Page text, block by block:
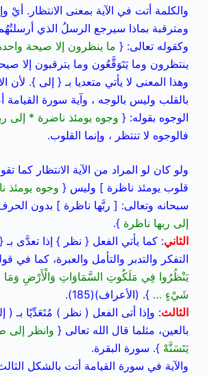
والكلمة أتت في الآية بمعنى الانتظار. أيْ
ومترقبة بماذا سيرجع الرسلُ الذي
وكقوله تعالى: {ما ينظرون إلا صيحة
ينتظرون وما يَتَوَقَّعُون وما يترقبون إلا
وهذا المعنى لا يأتي متعديا بـ { إلى }. لأن
بالقلب وليس بالوجه ، وآية سورة
الوجوه بقوله: { وجوه يومئذ ناضرة * إلى
فالوجوه لا تنتظر ، وإنما القلوب.
ولو كان لو المراد من الآية الانتظار كما
قلوب يومئذ ناظرة ] وليس {وجوه يومئذ
سبحانه وتعالى: [ ربَّها ناظرة ] بدون
إلى ربها ناظرة }.
الثاني: كما يأتي الفعل { نظر } إذا تعدَّى
التفكر والتدبر والتأمل والعبرة، كما في
يَنْظُرُوا فِي مَلَكُوتِ السَّمَاوَاتِ وَالْأَرْضِ وَمَا
شَيْءٍ … }. (الأعراف)(185).
الثالث: وإذا أتى الفعل ( نظر ) مُتَعَدِّيًا بـ (
بالعين، مثلما قال الله تعالى { وانظر إلى
يَتَسَنَّهْ }. سورة البقرة.
والآية في سورة القيامة أتت بالشكل